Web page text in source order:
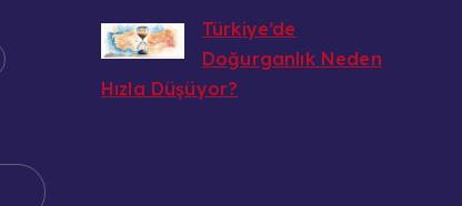
Türkiye’de
Doğurganlık Neden
Hızla Düşüyor?